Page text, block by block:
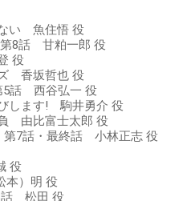
い 魚住悟 役
第8話 甘粕一郎 役
役
香坂哲也 役
5話 西谷弘一 役
します! 駒井勇介 役
由比富士太郎 役
第7話・最終話 小林正志 役
役
本）明 役
話 松田 役